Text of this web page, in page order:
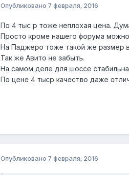
Опубликовано 7 февраля, 2016
По 4 тыс р тоже неплохая цена.
Просто кроме нашего форума
На Паджеро тоже такой же размер
Так же Авито не забыть.
На самом деле для шоссе
По цене 4 тыср качество даже
Опубликовано 7 февраля, 2016